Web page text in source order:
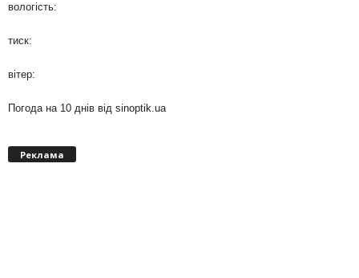
вологість:
тиск:
вітер:
Погода на 10 днів від sinoptik.ua
Реклама